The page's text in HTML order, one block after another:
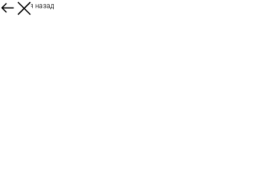
Вернуться назад